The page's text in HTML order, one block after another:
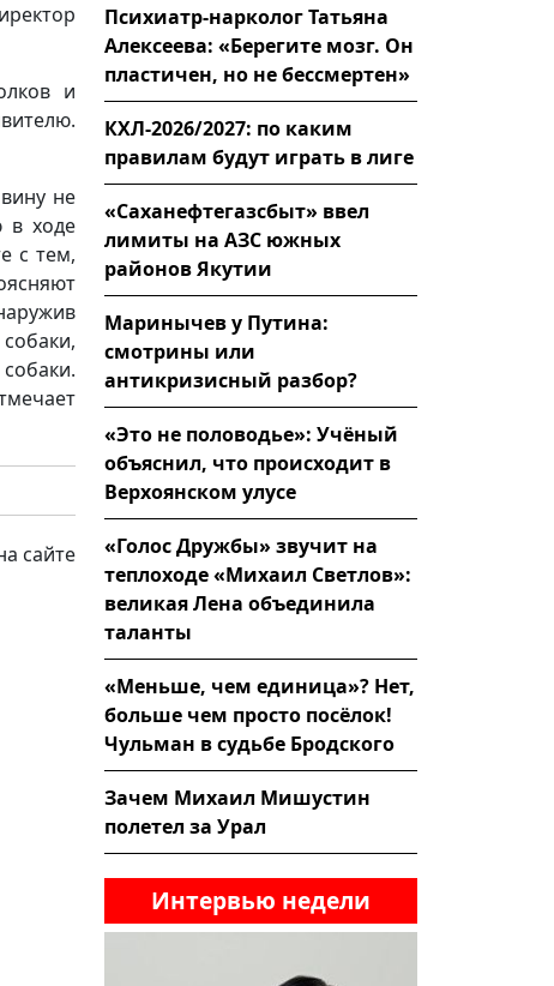
и
не
в ходе
с тем,
сайте
Психиатр-нарколог Татьяна
Алексеева: «Берегите мозг. Он
пластичен, но не бессмертен»
КХЛ-2026/2027: по каким
правилам будут играть в лиге
«Саханефтегазсбыт» ввел
лимиты на АЗС южных
районов Якутии
Маринычев у Путина:
смотрины или
антикризисный разбор?
«Это не половодье»: Учёный
объяснил, что происходит в
Верхоянском улусе
«Голос Дружбы» звучит на
теплоходе «Михаил Светлов»:
великая Лена объединила
таланты
«Меньше, чем единица»? Нет,
больше чем просто посёлок!
Чульман в судьбе Бродского
Зачем Михаил Мишустин
полетел за Урал
Интервью недели